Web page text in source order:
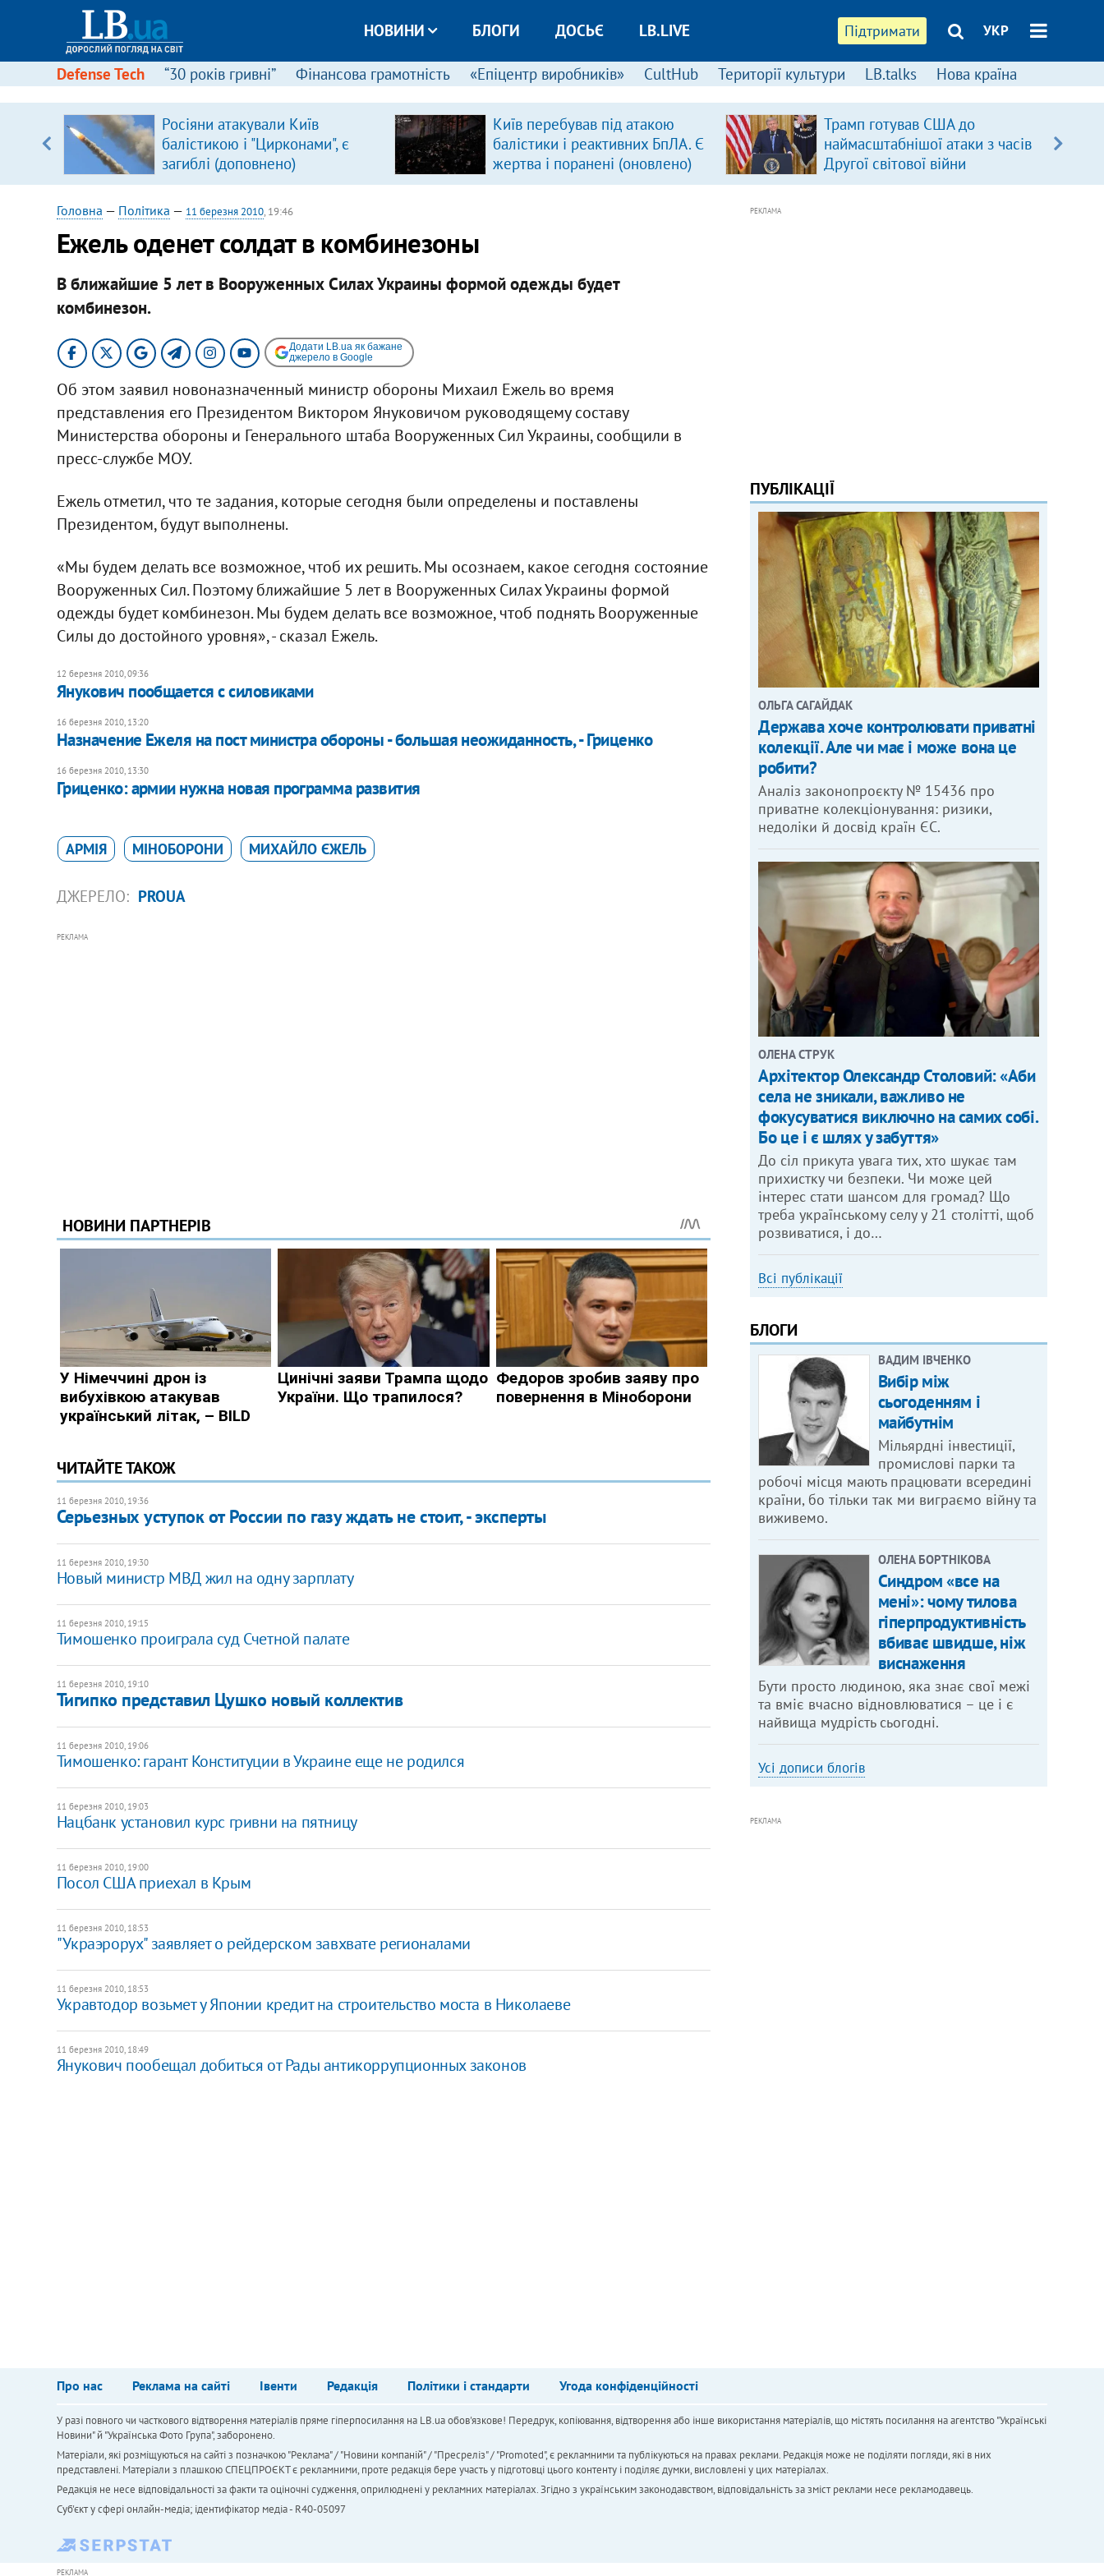
Підтримати УКР
НОВИНИ БЛОГИ ДОСЬЄ LB.LIVE
Defense Tech “30 років гривні” Фінансова грамотність «Епіцентр виробників» CultHub Території культури LB.talks Нова країна
Росіяни атакували Київ
балістикою і "Цирконами", є
загиблі (доповнено)
Київ перебував під атакою
балістики і реактивних БпЛА. Є
жертва і поранені (оновлено)
Трамп готував США до
наймасштабнішої атаки з часів
Другої світової війни
Головна — Політика — 11 березня 2010, 19:46
Ежель оденет солдат в комбинезоны
В ближайшие 5 лет в Вооруженных Силах Украины формой одежды будет
комбинезон.
Додати LB.ua як бажане
джерело в Google
Об этом заявил новоназначенный министр обороны Михаил Ежель во время
представления его Президентом Виктором Януковичом руководящему составу
Министерства обороны и Генерального штаба Вооруженных Сил Украины, сообщили в
пресс-службе МОУ.
Ежель отметил, что те задания, которые сегодня были определены и поставлены
Президентом, будут выполнены.
«Мы будем делать все возможное, чтоб их решить. Мы осознаем, какое сегодня состояние
Вооруженных Сил. Поэтому ближайшие 5 лет в Вооруженных Силах Украины формой
одежды будет комбинезон. Мы будем делать все возможное, чтоб поднять Вооруженные
Силы до достойного уровня», - сказал Ежель.
12 березня 2010, 09:36
Янукович пообщается с силовиками
16 березня 2010, 13:20
Назначение Ежеля на пост министра обороны - большая неожиданность, - Гриценко
16 березня 2010, 13:30
Гриценко: армии нужна новая программа развития
АРМІЯ МІНОБОРОНИ МИХАЙЛО ЄЖЕЛЬ
ДЖЕРЕЛО: PROUA
РЕКЛАМА
ЧИТАЙТЕ ТАКОЖ
11 березня 2010, 19:36
Серьезных уступок от России по газу ждать не стоит, - эксперты
11 березня 2010, 19:30
Новый министр МВД жил на одну зарплату
11 березня 2010, 19:15
Тимошенко проиграла суд Счетной палате
11 березня 2010, 19:10
Тигипко представил Цушко новый коллектив
11 березня 2010, 19:06
Тимошенко: гарант Конституции в Украине еще не родился
11 березня 2010, 19:03
Нацбанк установил курс гривни на пятницу
11 березня 2010, 19:00
Посол США приехал в Крым
11 березня 2010, 18:53
"Украэрорух" заявляет о рейдерском завхвате регионалами
11 березня 2010, 18:53
Укравтодор возьмет у Японии кредит на строительство моста в Николаеве
11 березня 2010, 18:49
Янукович пообещал добиться от Рады антикоррупционных законов
РЕКЛАМА
ПУБЛІКАЦІЇ
ОЛЬГА САГАЙДАК
Держава хоче контролювати приватні
колекції. Але чи має і може вона це
робити?
Аналіз законопроєкту № 15436 про
приватне колекціонування: ризики,
недоліки й досвід країн ЄС.
ОЛЕНА СТРУК
Архітектор Олександр Столовий: «Аби
села не зникали, важливо не
фокусуватися виключно на самих собі.
Бо це і є шлях у забуття»
До сіл прикута увага тих, хто шукає там
прихистку чи безпеки. Чи може цей
інтерес стати шансом для громад? Що
треба українському селу у 21 столітті, щоб
розвиватися, і до…
Всі публікації
БЛОГИ
ВАДИМ ІВЧЕНКО
Вибір між
сьогоденням і
майбутнім
Мільярдні інвестиції,
промислові парки та
робочі місця мають працювати всередині
країни, бо тільки так ми виграємо війну та
виживемо.
ОЛЕНА БОРТНІКОВА
Синдром «все на
мені»: чому тилова
гіперпродуктивність
вбиває швидше, ніж
виснаження
Бути просто людиною, яка знає свої межі
та вміє вчасно відновлюватися – це і є
найвища мудрість сьогодні.
Усі дописи блогів
РЕКЛАМА
Про нас Реклама на сайті Івенти Редакція Політики і стандарти Угода конфіденційності
У разі повного чи часткового відтворення матеріалів пряме гіперпосилання на LB.ua обов'язкове! Передрук, копіювання, відтворення або інше використання матеріалів, що містять посилання на агентство "Українськi
Новини" й "Українська Фото Група", заборонено.
Матеріали, які розміщуються на сайті з позначкою "Реклама" / "Новини компаній" / "Пресреліз" / "Promoted", є рекламними та публікуються на правах реклами. Редакція може не поділяти погляди, які в них
представлені. Матеріали з плашкою СПЕЦПРОЄКТ є рекламними, проте редакція бере участь у підготовці цього контенту і поділяє думки, висловлені у цих матеріалах.
Редакція не несе відповідальності за факти та оціночні судження, оприлюднені у рекламних матеріалах. Згідно з українським законодавством, відповідальність за зміст реклами несе рекламодавець.
Cуб'єкт у сфері онлайн-медіа; ідентифікатор медіа - R40-05097
РЕКЛАМА